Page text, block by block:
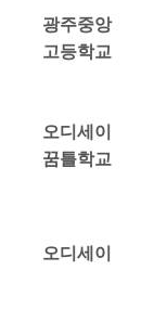
광주중앙
고등학교
오디세이
꿈틀학교
오디세이